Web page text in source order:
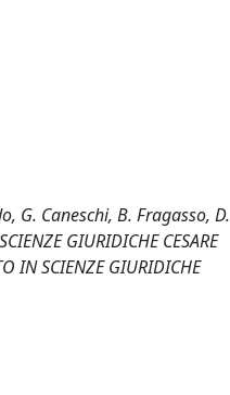
G. Caneschi, B. Fragasso, D.
GIURIDICHE CESARE
IN SCIENZE GIURIDICHE